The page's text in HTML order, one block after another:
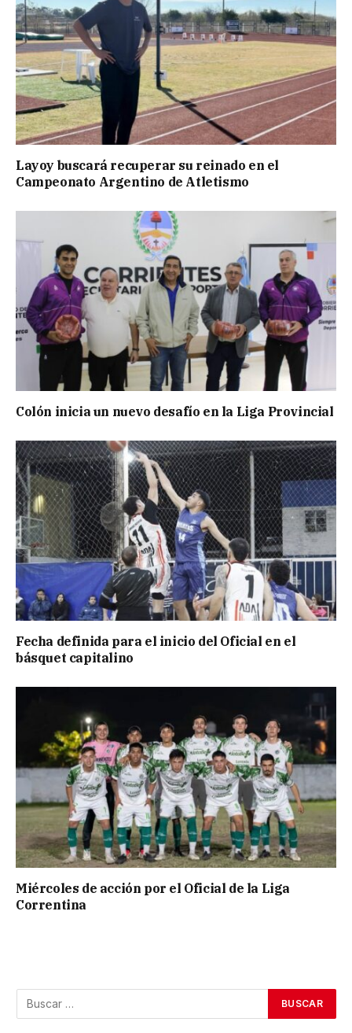
Layoy buscará recuperar su reinado en el
Campeonato Argentino de Atletismo
Colón inicia un nuevo desafío en la Liga Provincial
Fecha definida para el inicio del Oficial en el
básquet capitalino
Miércoles de acción por el Oficial de la Liga
Correntina